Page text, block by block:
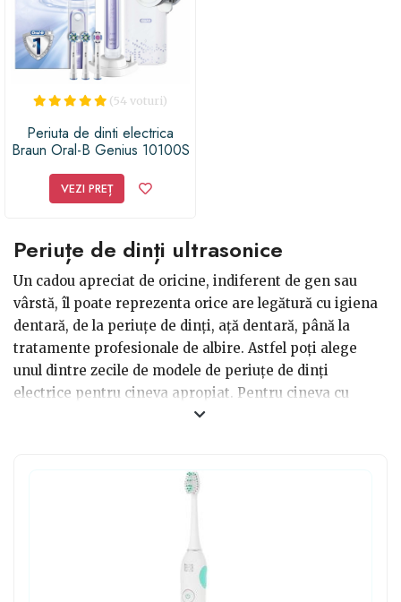
(54 voturi)
Periuta de dinti electrica
Braun Oral-B Genius 10100S
VEZI PREȚ
Periuțe de dinți ultrasonice
Un cadou apreciat de oricine, indiferent de gen sau
vârstă, îl poate reprezenta orice are legătură cu igiena
dentară, de la periuțe de dinți, ață dentară, până la
tratamente profesionale de albire. Astfel poți alege
unul dintre zecile de modele de periuțe de dinți
electrice pentru cineva apropiat. Pentru cineva cu
adevărat special alege o periuță de dinți electrică cu
stomatologic și îi va oferi o respirație proaspătă zi de